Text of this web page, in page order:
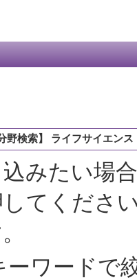
野検索】 ライフサイエン
みたい場
てくださ
ワードで